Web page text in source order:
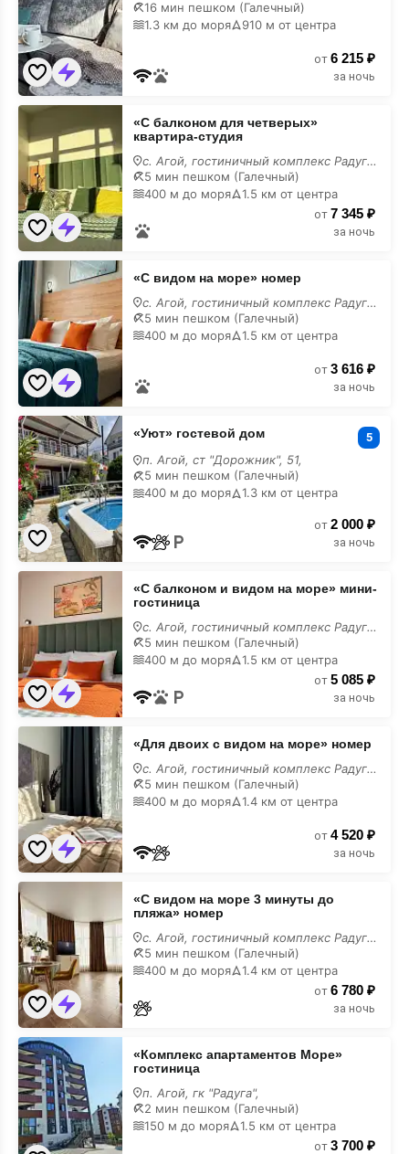
эт
3
16 мин пешком (Галечный)
1.3 км до моря
910 м от центра
от 6 215 ₽
за ночь
«С
для
четверых»
квартира-
студия
«С балконом для четверых»
квартира-студия
с. Агой, гостиничный комплекс Радуга, 10И,
5 мин пешком (Галечный)
400 м до моря
1.5 км от центра
от 7 345 ₽
за ночь
«С
видом
на
море»
номер
«С видом на море» номер
с. Агой, гостиничный комплекс Радуга, 10И,
5 мин пешком (Галечный)
400 м до моря
1.5 км от центра
от 3 616 ₽
за ночь
«Уют»
гостевой
дом
«Уют» гостевой дом 5
п. Агой, ст "Дорожник", 51,
5 мин пешком (Галечный)
400 м до моря
1.3 км от центра
от 2 000 ₽
за ночь
«С
балконом
видом
море»
мини-
гостиница
«С балконом и видом на море» мини-
гостиница
с. Агой, гостиничный комплекс Радуга, 10И,
5 мин пешком (Галечный)
400 м до моря
1.5 км от центра
от 5 085 ₽
за ночь
«Для
двоих
с
видом
на
море»
номер
«Для двоих с видом на море» номер
с. Агой, гостиничный комплекс Радуга, 10Г,
5 мин пешком (Галечный)
400 м до моря
1.4 км от центра
от 4 520 ₽
за ночь
«С
видом
на
море
3
минуты
до
пляжа»
номер
«С видом на море 3 минуты до
пляжа» номер
с. Агой, гостиничный комплекс Радуга, 10В,
5 мин пешком (Галечный)
400 м до моря
1.4 км от центра
от 6 780 ₽
за ночь
«Комплекс
апартаментов
Море»
гостиница
«Комплекс апартаментов Море»
гостиница
п. Агой, гк "Радуга",
2 мин пешком (Галечный)
150 м до моря
1.5 км от центра
от 3 700 ₽